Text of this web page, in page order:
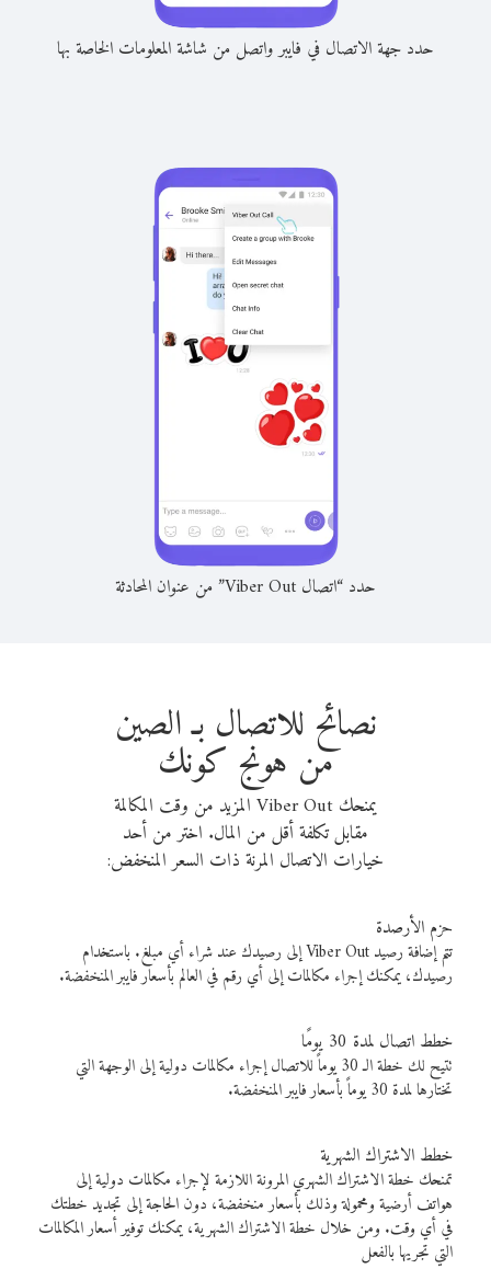
حدد جهة الاتصال في فايبر واتصل من شاشة المعلومات الخاصة بها
حدد “اتصال Viber Out” من عنوان المحادثة
نصائح للاتصال بـ الصين
من هونج كونك
يمنحك Viber Out المزيد من وقت المكالمة
مقابل تكلفة أقل من المال. اختر من أحد
خيارات الاتصال المرنة ذات السعر المنخفض:
حزم الأرصدة
تتم إضافة رصيد Viber Out إلى رصيدك عند شراء أي مبلغ. باستخدام
رصيدك، يمكنك إجراء مكالمات إلى أي رقم في العالم بأسعار فايبر المنخفضة.
خطط اتصال لمدة 30 يومًا
تتيح لك خطة الـ 30 يوماً للاتصال إجراء مكالمات دولية إلى الوجهة التي
تختارها لمدة 30 يوماً بأسعار فايبر المنخفضة.
خطط الاشتراك الشهرية
تمنحك خطة الاشتراك الشهري المرونة اللازمة لإجراء مكالمات دولية إلى
هواتف أرضية ومحمولة وذلك بأسعار منخفضة، دون الحاجة إلى تجديد خطتك
في أي وقت. ومن خلال خطة الاشتراك الشهرية، يمكنك توفير أسعار المكالمات
التي تجريها بالفعل